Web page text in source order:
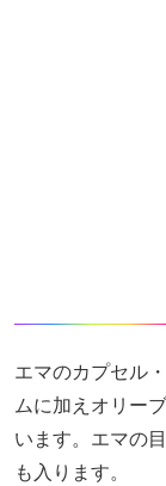
エマのカプセル
ムに加えオリー
います。エマの
も入ります。